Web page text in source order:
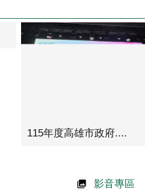
115年度高雄市政府....
影音專區